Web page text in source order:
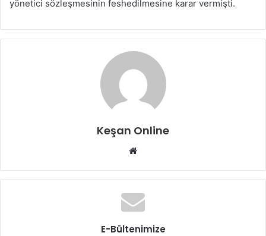
yönetici sözleşmesinin feshedilmesine karar vermişti.
Keşan Online
Web
E-Bültenimize